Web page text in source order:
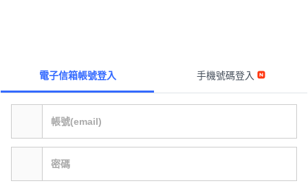
電子信箱帳號登入 手機號碼登入